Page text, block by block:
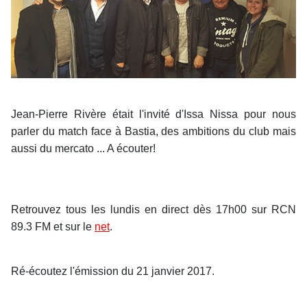
Jean-Pierre Rivère était l'invité d'Issa Nissa pour nous
parler du match face à Bastia, des ambitions du club mais
aussi du mercato ... A écouter!
Retrouvez tous les lundis en direct dès 17h00 sur RCN
89.3 FM et sur le net.
Ré-écoutez l'émission du 21 janvier 2017.